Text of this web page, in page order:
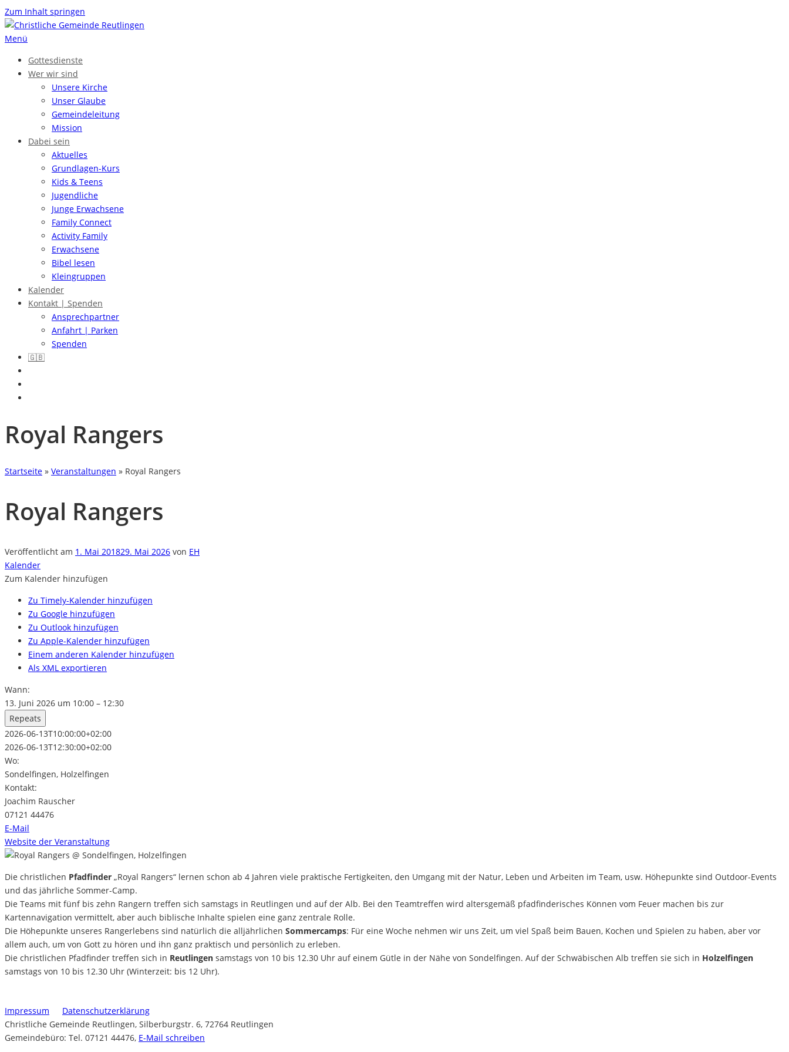
Zum Inhalt springen
Menü
Gottesdienste
Wer wir sind
Unsere Kirche
Unser Glaube
Gemeinde­leitung
Mission
Dabei sein
Aktuelles
Grundlagen-Kurs
Kids & Teens
Jugendliche
Junge Erwachsene
Family Connect
Activity Family
Erwachsene
Bibel lesen
Kleingruppen
Kalender
Kontakt | Spenden
Ansprechpartner
Anfahrt | Parken
Spenden
🇬🇧
Royal Rangers
Startseite » Veranstaltungen » Royal Rangers
Royal Rangers
Veröffentlicht am 1. Mai 201829. Mai 2026 von EH
Kalender
Zum Kalender hinzufügen
Zu Timely-Kalender hinzufügen
Zu Google hinzufügen
Zu Outlook hinzufügen
Zu Apple-Kalender hinzufügen
Einem anderen Kalender hinzufügen
Als XML exportieren
Wann:
13. Juni 2026 um 10:00 – 12:30
Repeats
2026-06-13T10:00:00+02:00
2026-06-13T12:30:00+02:00
Wo:
Sondelfingen, Holzelfingen
Kontakt:
Joachim Rauscher
07121 44476
E-Mail
Website der Veranstaltung
Die christlichen Pfadfinder „Royal Rangers“ lernen schon ab 4 Jahren viele praktische Fertigkeiten, den Umgang mit der Natur, Leben und Arbeiten im Team, usw. Höhepunkte sind Outdoor-Events
und das jährliche Sommer-Camp.
Die Teams mit fünf bis zehn Rangern treffen sich samstags in Reutlingen und auf der Alb. Bei den Teamtreffen wird altersgemäß pfadfinderisches Können vom Feuer machen bis zur
Kartennavigation vermittelt, aber auch biblische Inhalte spielen eine ganz zentrale Rolle.
Die Höhepunkte unseres Rangerlebens sind natürlich die alljährlichen Sommercamps: Für eine Woche nehmen wir uns Zeit, um viel Spaß beim Bauen, Kochen und Spielen zu haben, aber vor
allem auch, um von Gott zu hören und ihn ganz praktisch und persönlich zu erleben.
Die christlichen Pfadfinder treffen sich in Reutlingen samstags von 10 bis 12.30 Uhr auf einem Gütle in der Nähe von Sondelfingen. Auf der Schwäbischen Alb treffen sie sich in Holzelfingen
samstags von 10 bis 12.30 Uhr (Winterzeit: bis 12 Uhr).
Impressum
Datenschutzerklärung
Christliche Gemeinde Reutlingen, Silberburgstr. 6, 72764 Reutlingen
Gemeindebüro: Tel. 07121 44476, E-Mail schreiben